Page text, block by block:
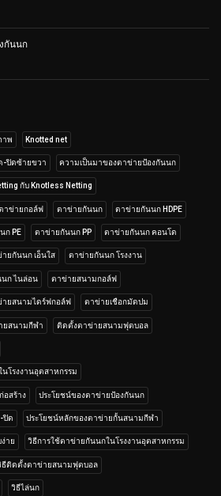
กันนก
าพ Knotted net
-ปิดซ้ายขวา ความเป็นมาของตาข่ายป้องกันนก
กับ Knotless Netting
าข่ายกอล์ฟ ตาข่ายกันนก ตาข่ายกันนก HDPE
ก PE ตาข่ายกันนก PP ตาข่ายกันนก คอนโด
ยกันนก เอ็นใส ตาข่ายกันนก โรงงาน
ก ไนล่อน ตาข่ายสนามกอล์ฟ
ายสนามไดร์ฟกอล์ฟ ตาข่ายเชือกมัดปม
ยสนามกีฬา ติดตั้งตาข่ายสนามฟุตบอล
โรงงานอุตสาหกรรม
อสร้าง ประโยชน์ของตาข่ายป้องกันนก
ปิด ประโยชน์หลักของตาข่ายกั้นสนามกีฬา
าย วิธีการใช้ตาข่ายกันนกในโรงงานอุตสาหกรรม
ธีติดตั้งตาข่ายสนามฟุตบอล
วิธีไล่นก